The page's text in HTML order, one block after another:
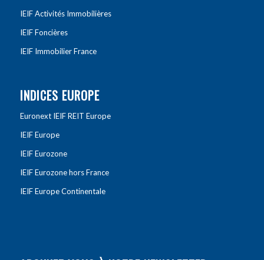
IEIF Activités Immobilières
IEIF Foncières
IEIF Immobilier France
INDICES EUROPE
Euronext IEIF REIT Europe
IEIF Europe
IEIF Eurozone
IEIF Eurozone hors France
IEIF Europe Continentale